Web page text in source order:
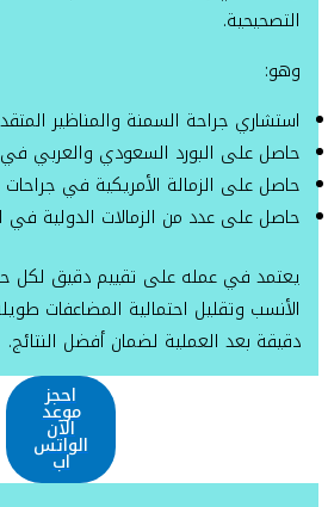
التصحيحية.
وهو:
استشاري جراحة السمنة والمناظير
حاصل على البورد السعودي والعربي في
حاصل على الزمالة الأمريكية في
حاصل على عدد من الزمالات الدولية في
يعتمد في عمله على تقييم دقيق لكل
الأنسب وتقليل احتمالية المضاعفات
دقيقة بعد العملية لضمان أفضل النتائج.
احجز
موعد
الآن
الواتس
اب